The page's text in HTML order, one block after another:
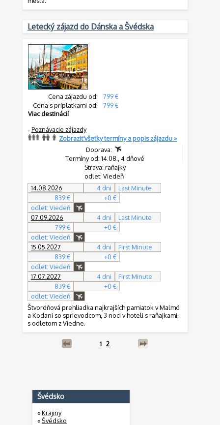
Letecký zájazd do Dánska a Švédska
Cena zájazdu od:
799 €
Cena s príplatkami od:
799 €
Viac destinácií
-Poznávacie zájazdy
Zobraziť všetky termíny a popis zájazdu »
Doprava:
Termíny od: 14.08., 4 dňové
Strava: raňajky
odlet: Viedeň
14.08.2026
4 dni
Last Minute
839 €
+0 €
odlet: Viedeň
07.09.2026
4 dni
Last Minute
799 €
+0 €
odlet: Viedeň
15.05.2027
4 dni
First Minute
839 €
+0 €
odlet: Viedeň
17.07.2027
4 dni
First Minute
839 €
+0 €
odlet: Viedeň
Štvordňová prehliadka najkrajších pamiatok v Malmö
a Kodani so sprievodcom, 3 noci v hoteli s raňajkami,
s odletom z Viedne.
1 2
Švédsko
«Krajiny
«Švédsko